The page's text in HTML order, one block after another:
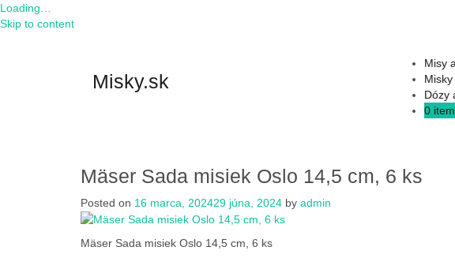
Loading…
Skip to content
Misky.sk
Misy
Dózy
0
Mäser Sada misiek Oslo 14,5 cm, 6 ks
Posted on 16 marca, 202429 júna, 2024 by admin
Mäser Sada misiek Oslo 14,5 cm, 6 ks